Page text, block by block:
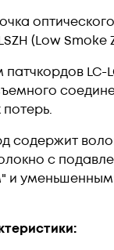
(Low
LC-
содержит
с
и